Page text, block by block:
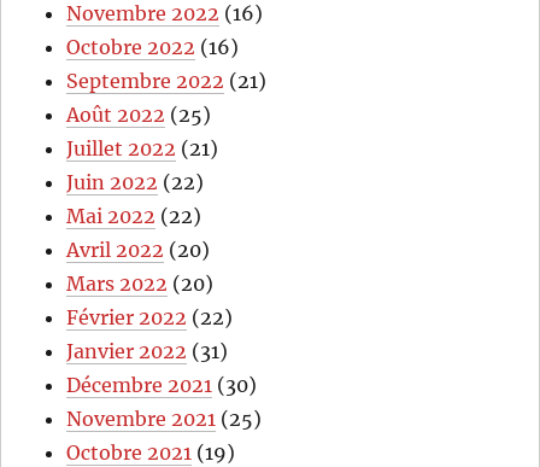
Novembre 2022 (16)
Octobre 2022 (16)
Septembre 2022 (21)
Août 2022 (25)
Juillet 2022 (21)
Juin 2022 (22)
Mai 2022 (22)
Avril 2022 (20)
Mars 2022 (20)
Février 2022 (22)
Janvier 2022 (31)
Décembre 2021 (30)
Novembre 2021 (25)
Octobre 2021 (19)